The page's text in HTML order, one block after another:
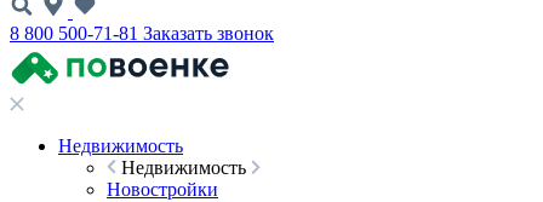
8 800 500-71-81 Заказать звонок
Недвижимость
Недвижимость
Новостройки